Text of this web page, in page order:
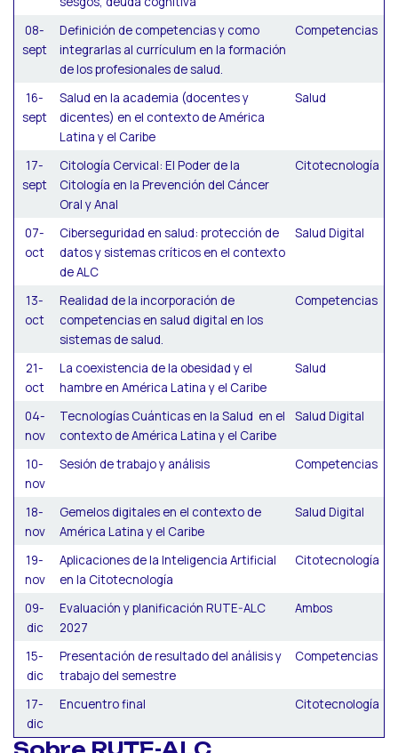
08-
sept
Definición de competencias y como
integrarlas al currículum en la formación
de los profesionales de salud.
Competencias
16-
sept
Salud en la academia (docentes y
dicentes) en el contexto de América
Latina y el Caribe
Salud
17-
sept
Citología Cervical: El Poder de la
Citología en la Prevención del Cáncer
Oral y Anal
Citotecnología
07-
oct
Ciberseguridad en salud: protección de
datos y sistemas críticos en el contexto
de ALC
Salud Digital
13-
oct
Realidad de la incorporación de
competencias en salud digital en los
sistemas de salud.
Competencias
21-
oct
La coexistencia de la obesidad y el
hambre en América Latina y el Caribe
Salud
04-
nov
Tecnologías Cuánticas en la Salud en el
contexto de América Latina y el Caribe
Salud Digital
10-
nov
Sesión de trabajo y análisis Competencias
18-
nov
Gemelos digitales en el contexto de
América Latina y el Caribe
Salud Digital
19-
nov
Aplicaciones de la Inteligencia Artificial
en la Citotecnología
Citotecnología
09-
dic
Evaluación y planificación RUTE-ALC
2027
Ambos
15-
dic
Presentación de resultado del análisis y
trabajo del semestre
Competencias
17-
dic
Encuentro final Citotecnología